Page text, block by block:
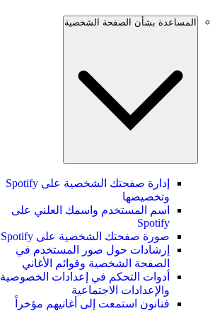
المساعدة بشأن الصفحة الشخصية
إدارة صفحتك الشخصية على Spotify
وتخصيصها
اسم المستخدم واسمك العلني على
Spotify
صورة صفحتك الشخصية على Spotify
إرشادات حول صور المستخدم في
الصفحة الشخصية وقوائم الأغاني
أدوات التحكم في إعدادات الخصوصية
والإعدادات الاجتماعية
فنانون استمعت إلى أغانيهم مؤخراً